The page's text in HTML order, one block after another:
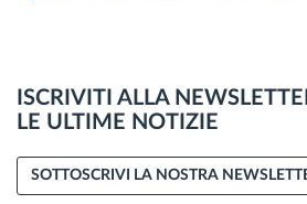
ISCRIVITI ALLA
LE ULTIME NOTIZIE
SOTTOSCRIVI LA NOSTRA